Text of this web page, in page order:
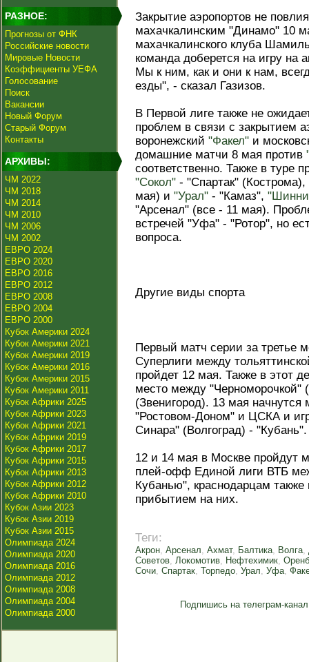
РАЗНОЕ:
Прогнозы от ФНК
Российские новости
Мировые Новости
Коэффициенты УЕФА
Голосование
Поиск
Вакансии
Новый Форум
Старый Форум
Контакты
АРХИВЫ:
ЧМ 2022
ЧМ 2018
ЧМ 2014
ЧМ 2010
ЧМ 2006
ЧМ 2002
ЕВРО 2024
ЕВРО 2020
ЕВРО 2016
ЕВРО 2012
ЕВРО 2008
ЕВРО 2004
ЕВРО 2000
Кубок Америки 2024
Кубок Америки 2021
Кубок Америки 2019
Кубок Америки 2016
Кубок Америки 2015
Кубок Америки 2011
Кубок Африки 2025
Кубок Африки 2023
Кубок Африки 2021
Кубок Африки 2019
Кубок Африки 2017
Кубок Африки 2015
Кубок Африки 2013
Кубок Африки 2012
Кубок Африки 2010
Кубок Азии 2023
Кубок Азии 2019
Кубок Азии 2015
Олимпиада 2024
Олимпиада 2020
Олимпиада 2016
Олимпиада 2012
Олимпиада 2008
Олимпиада 2004
Олимпиада 2000
Закрытие аэропортов не
махачкалинским "Динамо" 10
махачкалинского клуба
команда доберется на игру на
Мы к ним, как и они к нам,
езды", - сказал Газизов.
В Первой лиге также не
проблем в связи с закрытием
воронежский "Факел" и
домашние матчи 8 мая против
соответственно. Также в туре
"Сокол" - "Спартак" (Кострома),
мая) и "Урал" - "Камаз",
"Арсенал" (все - 11 мая).
встречей "Уфа" - "Ротор", но
вопроса.
Другие виды спорта
Первый матч серии за третье
Суперлиги между
пройдет 12 мая. Также в этот
место между "Черноморочкой"
(Звенигород). 13 мая
"Ростовом-Доном" и ЦСКА и
Синара" (Волгоград) - "Кубань".
12 и 14 мая в Москве пройдут
плей-офф Единой лиги ВТБ
Кубанью", краснодарцам
прибытием на них.
Теги:
Акрон, Арсенал, Ахмат, Балтика, Волга,
Советов, Локомотив, Нефтехимик,
Сочи, Спартак, Торпедо, Урал, Уфа,
Подпишись на телеграм-